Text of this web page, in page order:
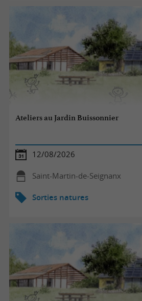
Ateliers au Jardin Buissonnier
12/08/2026
Saint-Martin-de-Seignanx
Sorties natures